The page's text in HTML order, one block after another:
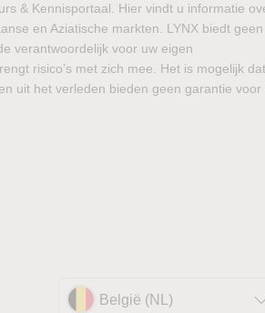
& Kennisportaal. Hier vindt u informatie
en Aziatische markten. LYNX biedt geen
verantwoordelijk voor uw eigen
risico’s met zich mee. Het is mogelijk
uit het verleden bieden geen garantie voor
België (NL)